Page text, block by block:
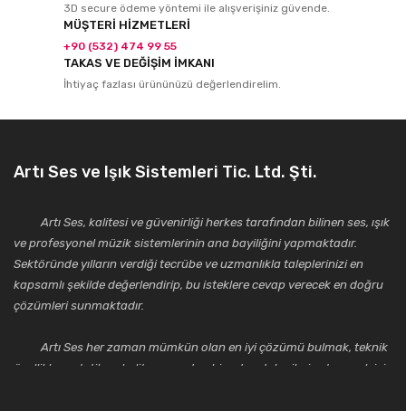
3D secure ödeme yöntemi ile alışverişiniz güvende.
MÜŞTERİ HİZMETLERİ
+90 (532) 474 99 55
TAKAS VE DEĞİŞİM İMKANI
İhtiyaç fazlası ürününüzü değerlendirelim.
Artı Ses ve Işık Sistemleri Tic. Ltd. Şti.
Artı Ses, kalitesi ve güvenirliği herkes tarafından bilinen ses, ışık
ve profesyonel müzik sistemlerinin ana bayiliğini yapmaktadır.
Sektöründe yılların verdiği tecrübe ve uzmanlıkla taleplerinizi en
kapsamlı şekilde değerlendirip, bu isteklere cevap verecek en doğru
çözümleri sunmaktadır.
Artı Ses her zaman mümkün olan en iyi çözümü bulmak, teknik
özellikler, estetik ve kalite açısından bir adım daha ileriye taşımak için